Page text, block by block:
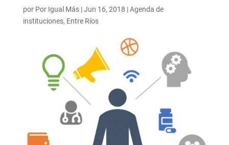
por Por Igual Más|Jun 16, 2018 |Agenda de
instituciones, Entre Ríos